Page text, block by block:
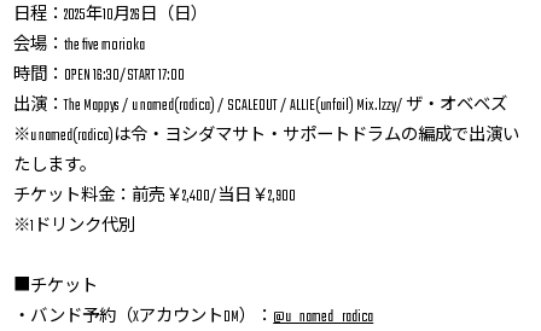
日程：2025年10月26日（日）
会場：the five morioka
時間：OPEN 16:30/START 17:00
出演：The Mappys / u named(radica) / SCALEOUT / ALLIE(unfail) Mix.lzzy/ ザ・オベベズ
※u named(radica)は令・ヨシダマサト・サポートドラムの編成で出演い
たします。
チケット料金：前売￥2,400/当日￥2,900
※1ドリンク代別
■チケット
・バンド予約（XアカウントDM）：@u_named_radica